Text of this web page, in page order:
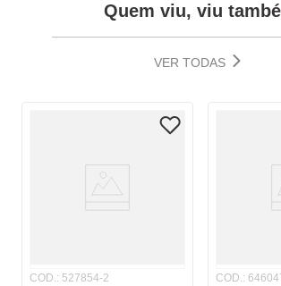
Quem viu, viu
VER TODAS
COD.: 527854-2
COD.: